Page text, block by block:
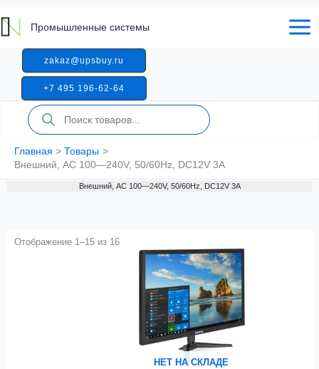
к
содержимому
Промышленные системы
zakaz@upsbuy.ru
+7 495 196-62-64
Поиск
товаров
Главная
Товары
Внешний, AC 100—240V, 50/60Hz, DC12V 3A
Внешний, AC 100—240V, 50/60Hz, DC12V 3A
Отображение 1–15 из 16
НЕТ НА СКЛАДЕ